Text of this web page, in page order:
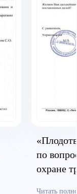
по
охране
Читать